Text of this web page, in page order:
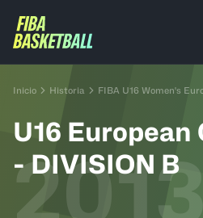
Inicio Historia FIBA U16 Women's
U16
- DIVISION B